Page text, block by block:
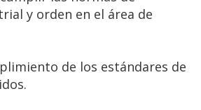
y orden en el área de
de los estándares de